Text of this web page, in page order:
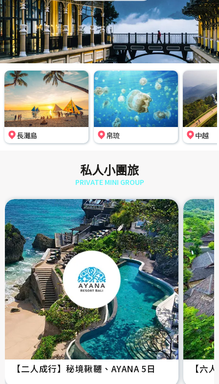
長灘島 帛琉 中越
私人小團旅
PRIVATE MINI GROUP
【二人成行】秘境鞦韆、AYANA 5日 【六